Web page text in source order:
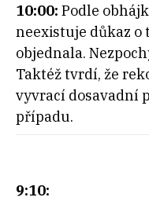
10:00: Podle
neexistuje důkaz o
objednala.
Taktéž tvrdí, že
vyvrací dosavadní
případu.
9:10: